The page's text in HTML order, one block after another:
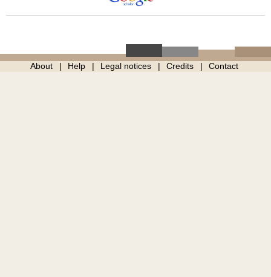
About Help Legal notices Credits Contact